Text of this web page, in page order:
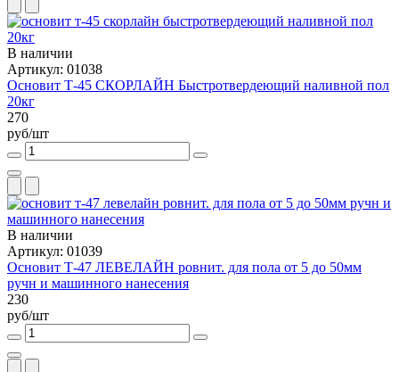
В наличии
Артикул: 01038
Основит Т-45 СКОРЛАЙН Быстротвердеющий наливной пол
20кг
270
руб/шт
В наличии
Артикул: 01039
Основит Т-47 ЛЕВЕЛАЙН ровнит. для пола от 5 до 50мм
ручн и машинного нанесения
230
руб/шт